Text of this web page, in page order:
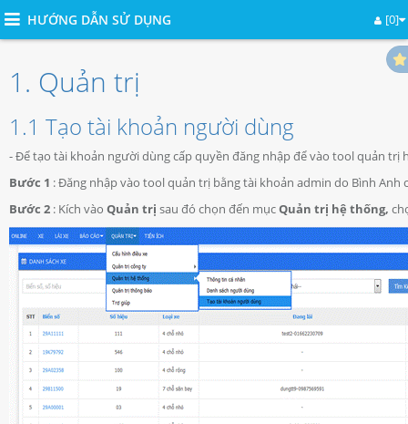
HƯỚNG DẪN SỬ DỤNG [0]
1. Quản trị
1.1 Tạo tài khoản người dùng
- Để tạo tài khoản người dùng cấp quyền đăng nhập để vào tool quản trị
Bước 1 : Đăng nhập vào tool quản trị bằng tài khoản admin do Bình Anh
Bước 2 : Kích vào Quản trị sau đó chọn đến mụcQuản trị hệ thống,